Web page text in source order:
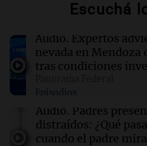
en Paraná y quedó
Mundo
Voepass enfrenta
accidente aéreo en
16:50 Mundo
Interrupciones en la
mexicanos a EE. UU.:
Escuchá
Audio. Expertos
nevada en Mendoza
tras condiciones
Episodios
Audio. Padres
distraídos: ¿Qué
cuando el padre